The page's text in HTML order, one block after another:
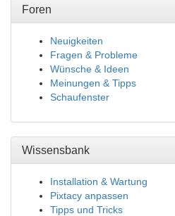
Foren
Neuigkeiten
Fragen & Probleme
Wünsche & Ideen
Meinungen & Tipps
Schaufenster
Wissensbank
Installation & Wartung
Pixtacy anpassen
Tipps und Tricks